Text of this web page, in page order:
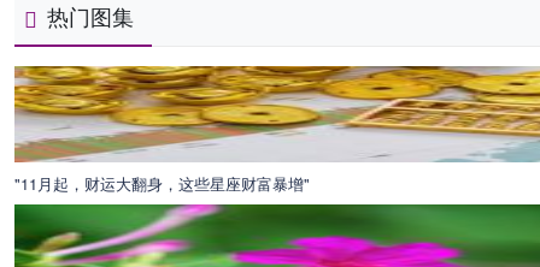
热门图集
"11月起，财运大翻身，这些星座财富暴增"